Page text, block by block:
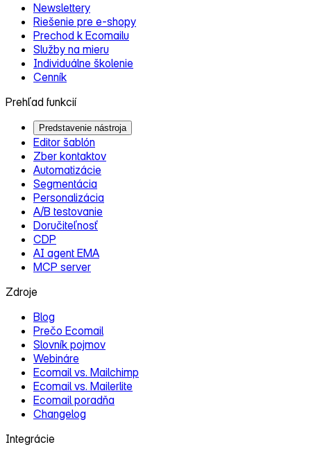
Newslettery
Riešenie pre e‑shopy
Prechod k Ecomailu
Služby na mieru
Individuálne školenie
Cenník
Prehľad funkcií
Predstavenie nástroja
Editor šablón
Zber kontaktov
Automatizácie
Segmentácia
Personalizácia
A/B testovanie
Doručiteľnosť
CDP
AI agent EMA
MCP server
Zdroje
Blog
Prečo Ecomail
Slovník pojmov
Webináre
Ecomail vs. Mailchimp
Ecomail vs. Mailerlite
Ecomail poradňa
Changelog
Integrácie